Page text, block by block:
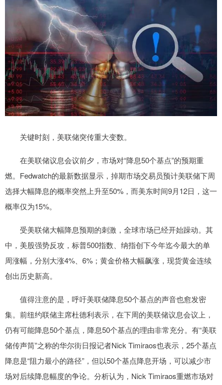
关键时刻，美联储突传重大变数。
在美联储议息会议前夕，市场对“降息50个基点”的预期重
燃。Fedwatch的最新数据显示，掉期市场交易员预计美联储下周
选择大幅降息的概率突然上升至50%，而美东时间9月12日，这一
概率仅为15%。
受美联储大幅降息预期的刺激，全球市场已经开始躁动。其
中，美股强势反攻，标普500指数、纳指创下今年迄今最大的单
周涨幅，分别大涨4%、6%；黄金价格大幅飙涨，现货黄金连续
创出历史新高。
值得注意的是，呼吁美联储降息50个基点的声音也愈发密
集。前纽约联储主席杜德利表示，在下周的美联储议息会议上，
仍有可能降息50个基点，降息50个基点的理由非常充分。有“美联
储传声筒”之称的华尔街日报记者Nick Timiraos也表示，25个基点
降息是“阻力最小的路径”，但以50个基点降息开场，可以减少市
场对后续降息幅度的争论。分析认为，Nick Timiraos重燃市场对